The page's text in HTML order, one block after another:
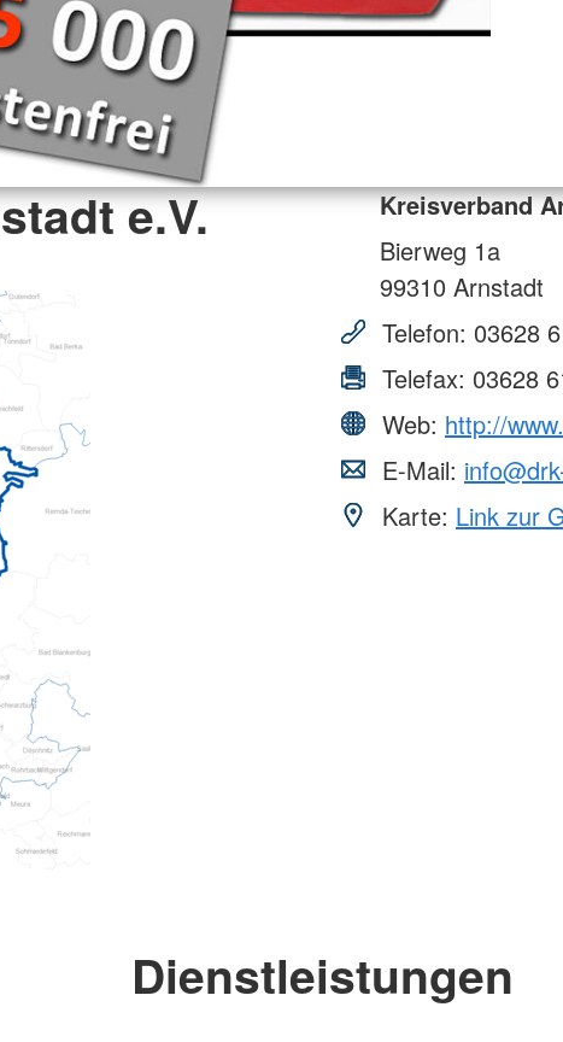
e.V.
Kreisverband
Bierweg 1a
99310 Arnstadt
Telefon: 03628
Telefax: 03628
Web: http://
E-Mail:
Karte: Link zur
Dienstleistungen